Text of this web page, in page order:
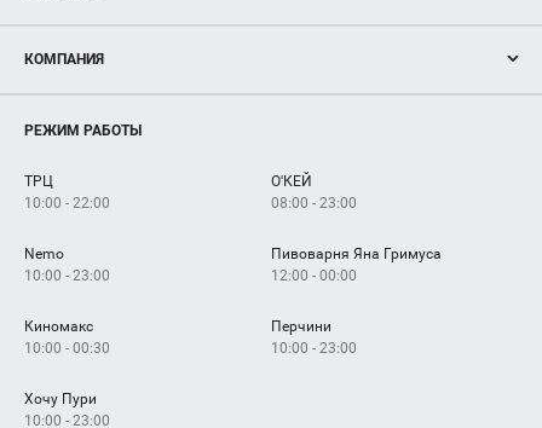
Новости
Магазины
Услуги
КОМПАНИЯ
Рекламодателям
Как добраться
РЕЖИМ РАБОТЫ
ТРЦ
10:00 - 22:00
О'КЕЙ
08:00 - 23:00
Nemo
10:00 - 23:00
Пивоварня Яна Гримуса
12:00 - 00:00
Киномакс
10:00 - 00:30
Перчини
10:00 - 23:00
Хочу Пури
10:00 - 23:00